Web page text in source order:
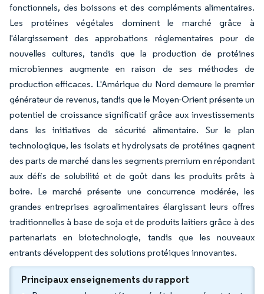
fonctionnels, des boissons et des compléments alimentaires.
Les protéines végétales dominent le marché grâce à
l'élargissement des approbations réglementaires pour de
nouvelles cultures, tandis que la production de protéines
microbiennes augmente en raison de ses méthodes de
production efficaces. L'Amérique du Nord demeure le premier
générateur de revenus, tandis que le Moyen-Orient présente un
potentiel de croissance significatif grâce aux investissements
dans les initiatives de sécurité alimentaire. Sur le plan
technologique, les isolats et hydrolysats de protéines gagnent
des parts de marché dans les segments premium en répondant
aux défis de solubilité et de goût dans les produits prêts à
boire. Le marché présente une concurrence modérée, les
grandes entreprises agroalimentaires élargissant leurs offres
traditionnelles à base de soja et de produits laitiers grâce à des
partenariats en biotechnologie, tandis que les nouveaux
entrants développent des solutions protéiques innovantes.
Principaux enseignements du rapport